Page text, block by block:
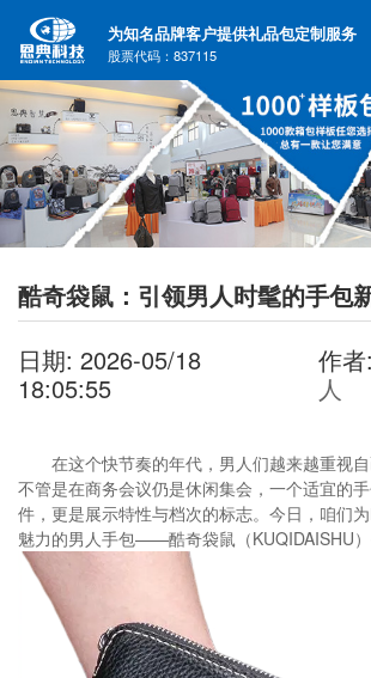
为知名品牌客户提供礼品包定制服务
股票代码：837115
酷奇袋鼠：引领男人时髦的手包
日期: 2026-05/18
18:05:55
作者:
人
在这个快节奏的年代，男人们越来越重视自
不管是在商务会议仍是休闲集会，一个适宜的
件，更是展示特性与档次的标志。今日，咱们
魅力的男人手包——酷奇袋鼠（KUQIDAISHU）